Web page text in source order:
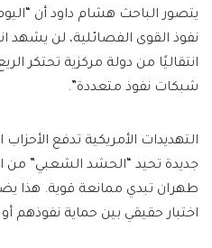
يتصور الباحث هشام داود أن
نفوذ القوى الفصائلية، لن يشهد
انتقاليًا من دولة مركزية تحتكر
شبكات نفوذ متعددة”.
التهديدات الأمريكية تدفع
جديدة تحيد “الحشد الشعبي” من
طهران تبدي ممانعة قوية. هذا
اختبار حقيقي بين حماية نفوذهم